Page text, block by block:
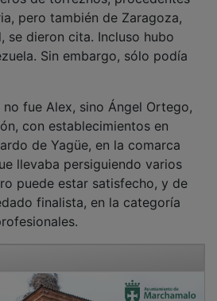
pero también de Zaragoza,
se dieron cita. Incluso hubo
Sin embargo, sólo podía
fue Alex, sino Ángel Ortego,
con establecimientos en
de Yagüe, en la comarca
llevaba persiguiendo varios
puede estar satisfecho, y de
finalista, en la categoría